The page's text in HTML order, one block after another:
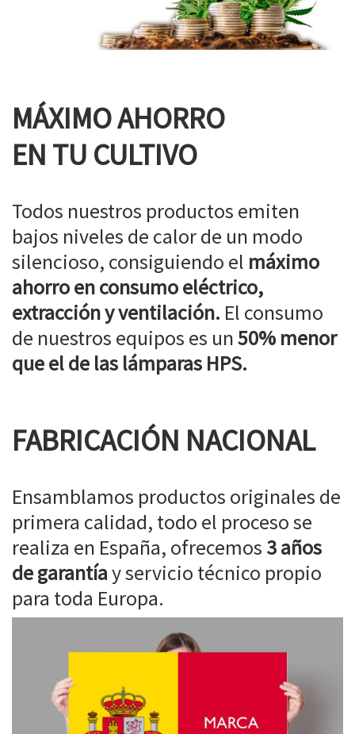
MÁXIMO AHORRO
EN TU CULTIVO
Todos nuestros productos emiten
bajos niveles de calor de un modo
silencioso, consiguiendo el máximo
ahorro en consumo eléctrico,
extracción y ventilación. El consumo
de nuestros equipos es un50% menor
que el de las lámparas HPS.
FABRICACIÓN NACIONAL
Ensamblamos productos originales de
primera calidad, todo el proceso se
realiza en España, ofrecemos 3 años
de garantíay servicio técnico propio
para toda Europa.